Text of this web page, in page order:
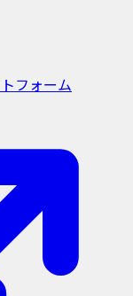
フォーム